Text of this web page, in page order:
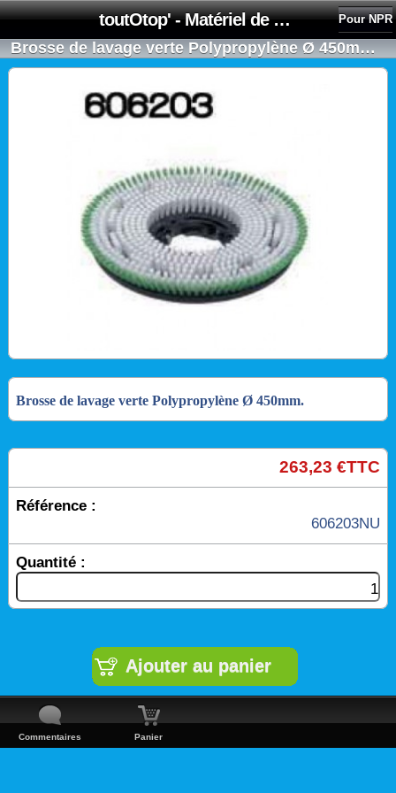
toutOtop' - Matériel de nettoyage, produit d'entretien, lubrifiant pour professionnel et particulier Pour NPR
Brosse de lavage verte Polypropylène Ø 450mm - NUMATIC
Brosse de lavage verte Polypropylène Ø 450mm.
263,23 €TTC
Référence :
606203NU
Quantité :
Commentaires Panier